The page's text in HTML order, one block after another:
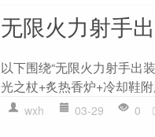
无限火力射手
以下围绕“无限火力射手出
光之杖+炙热香炉+冷却鞋
wxh 03-29 0